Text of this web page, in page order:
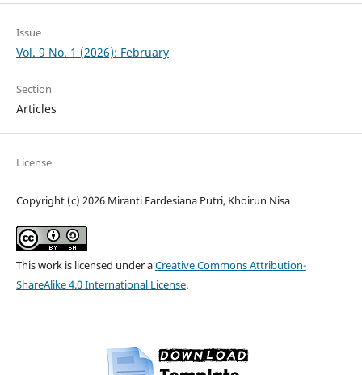
Issue
Vol. 9 No. 1 (2026): February
Section
Articles
License
Copyright (c) 2026 Miranti Fardesiana Putri, Khoirun Nisa
This work is licensed under aCreative Commons Attribution-
ShareAlike 4.0 International License.